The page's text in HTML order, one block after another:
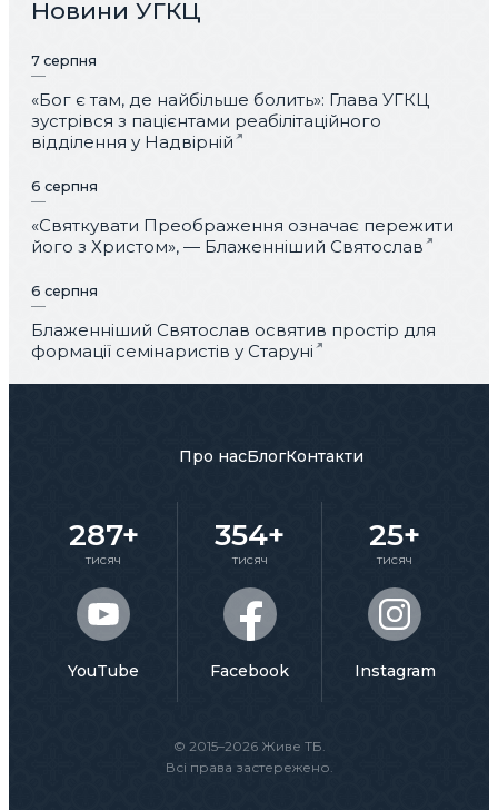
Новини УГКЦ
7 серпня
«Бог є там, де найбільше болить»: Глава УГКЦ
зустрівся з пацієнтами реабілітаційного
відділення у Надвірній
6 серпня
«Святкувати Преображення означає пережити
його з Христом», — Блаженніший Святослав
6 серпня
Блаженніший Святослав освятив простір для
формації семінаристів у Старуні
© 2015–2026 Живе ТБ.
Всі права застережено.
Про насБлогКонтакти
287+
тисяч
YouTube
354+
тисяч
Facebook
25+
тисяч
Instagram